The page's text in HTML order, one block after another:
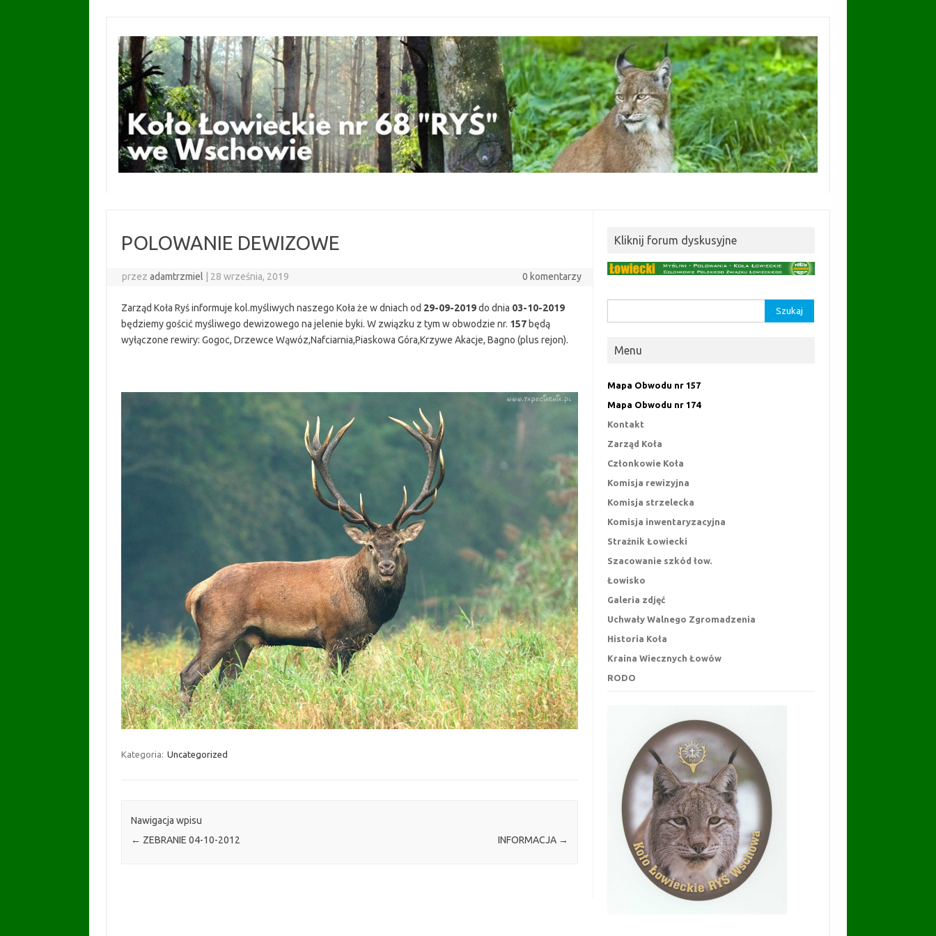
treści
POLOWANIE DEWIZOWE
przezadamtrzmiel 28 września, 2019 0 komentarzy
Zarząd Koła Ryś informuje kol.myśliwych naszego Koła że w dniach od 29-09-2019do dnia 03-10-2019
będziemy gościć myśliwego dewizowego na jelenie byki. W związku z tym w obwodzie nr. 157będą
wyłączone rewiry: Gogoc, Drzewce Wąwóz,Nafciarnia,Piaskowa Góra,Krzywe Akacje, Bagno (plus rejon).
Kategoria: Uncategorized
Nawigacja wpisu
← ZEBRANIE 04-10-2012 INFORMACJA →
Kliknij forum dyskusyjne
Menu
Mapa Obwodu nr 157
Mapa Obwodu nr 174
Kontakt
Zarząd Koła
Członkowie Koła
Komisja rewizyjna
Komisja strzelecka
Komisja inwentaryzacyjna
Strażnik Łowiecki
Szacowanie szkód łow.
Łowisko
Galeria zdjęć
Uchwały Walnego Zgromadzenia
Historia Koła
Kraina Wiecznych Łowów
RODO